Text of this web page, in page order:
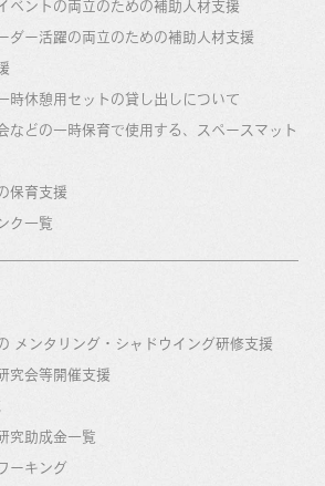
ベントの両立のための補助人材支援
ダー活躍の両立のための補助人材支援
時休憩用セットの貸し出しについて
などの一時保育で使用する、スペースマット
保育支援
ク一覧
メンタリング・シャドウイング研修支援
究会等開催支援
究助成金一覧
ーキング